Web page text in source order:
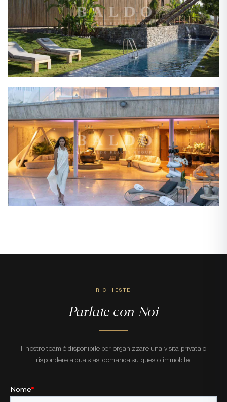
RICHIESTE
Parlate con Noi
Il nostro team è disponibile per organizzare una visita privata o
rispondere a qualsiasi domanda su questo immobile.